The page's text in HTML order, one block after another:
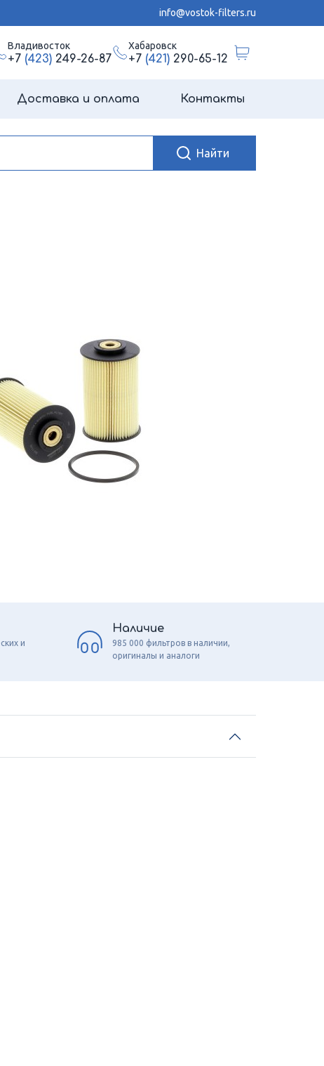
info@vostok-filters.ru
Владивосток
+7 (423)249-26-87
Хабаровск
+7 (421)290-65-12
Доставка и оплата Контакты
и
Наличие
985 000 фильтров в наличии,
оригиналы и аналоги